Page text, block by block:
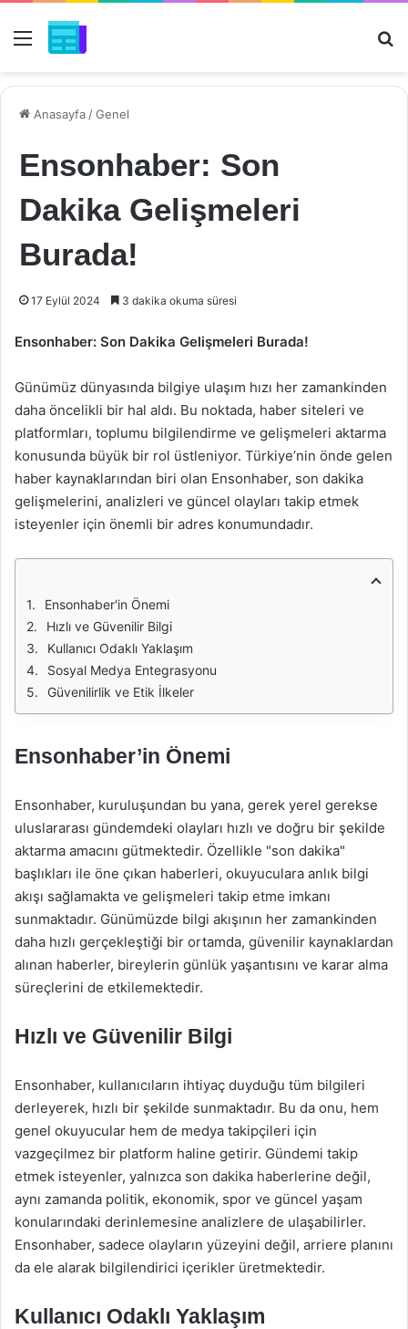
Menü
Anasayfa /Genel
Ensonhaber: Son
Dakika Gelişmeleri
Burada!
17 Eylül 2024 3 dakika okuma süresi
Ensonhaber: Son Dakika Gelişmeleri Burada!
Günümüz dünyasında bilgiye ulaşım hızı her zamankinden
daha öncelikli bir hal aldı. Bu noktada, haber siteleri ve
platformları, toplumu bilgilendirme ve gelişmeleri aktarma
konusunda büyük bir rol üstleniyor. Türkiye’nin önde gelen
haber kaynaklarından biri olan Ensonhaber, son dakika
gelişmelerini, analizleri ve güncel olayları takip etmek
isteyenler için önemli bir adres konumundadır.
Ensonhaber'in Önemi
Hızlı ve Güvenilir Bilgi
Kullanıcı Odaklı Yaklaşım
Sosyal Medya Entegrasyonu
Güvenilirlik ve Etik İlkeler
Ensonhaber’in Önemi
Ensonhaber, kuruluşundan bu yana, gerek yerel gerekse
uluslararası gündemdeki olayları hızlı ve doğru bir şekilde
aktarma amacını gütmektedir. Özellikle "son dakika"
başlıkları ile öne çıkan haberleri, okuyuculara anlık bilgi
akışı sağlamakta ve gelişmeleri takip etme imkanı
sunmaktadır. Günümüzde bilgi akışının her zamankinden
daha hızlı gerçekleştiği bir ortamda, güvenilir kaynaklardan
alınan haberler, bireylerin günlük yaşantısını ve karar alma
süreçlerini de etkilemektedir.
Hızlı ve Güvenilir Bilgi
Ensonhaber, kullanıcıların ihtiyaç duyduğu tüm bilgileri
derleyerek, hızlı bir şekilde sunmaktadır. Bu da onu, hem
genel okuyucular hem de medya takipçileri için
vazgeçilmez bir platform haline getirir. Gündemi takip
etmek isteyenler, yalnızca son dakika haberlerine değil,
aynı zamanda politik, ekonomik, spor ve güncel yaşam
konularındaki derinlemesine analizlere de ulaşabilirler.
Ensonhaber, sadece olayların yüzeyini değil, arriere planını
da ele alarak bilgilendirici içerikler üretmektedir.
Kullanıcı Odaklı Yaklaşım